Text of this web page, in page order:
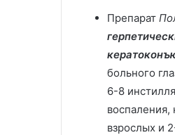
Препарат
больного
6-8
взрослых и